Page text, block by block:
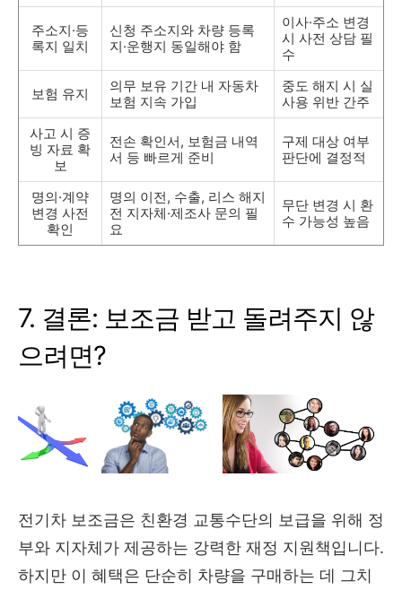
주소지·등
록지 일치
신청 주소지와 차량 등록
지·운행지 동일해야 함
이사·주소 변경
시 사전 상담 필
수
보험 유지
의무 보유 기간 내 자동차
보험 지속 가입
중도 해지 시 실
사용 위반 간주
사고 시 증
빙 자료 확
보
전손 확인서, 보험금 내역
서 등 빠르게 준비
구제 대상 여부
판단에 결정적
명의·계약
변경 사전
확인
명의 이전, 수출, 리스 해지
전 지자체·제조사 문의 필
요
무단 변경 시 환
수 가능성 높음
7. 결론: 보조금 받고 돌려주지 않
으려면?
전기차 보조금은 친환경 교통수단의 보급을 위해 정
부와 지자체가 제공하는 강력한 재정 지원책입니다.
하지만 이 혜택은 단순히 차량을 구매하는 데 그치